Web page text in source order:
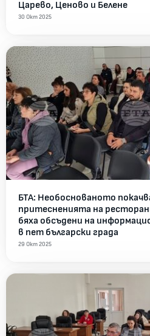
Царево, Ценово и Белене
30 Окт 2025
БТА: Необоснованото
притесненията на
бяха обсъдени на
в пет български града
29 Окт 2025